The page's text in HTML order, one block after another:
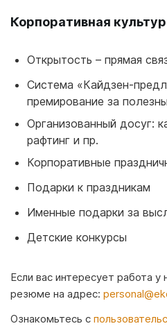
Корпоративная
Открытость – прямая
Система «Кайдзен-
премирование за
Организованный досуг:
рафтинг и пр.
Корпоративные
Подарки к праздникам
Именные подарки за
Детские конкурсы
Если вас интересует работа у
резюме на адрес:
Ознакомьтесь с